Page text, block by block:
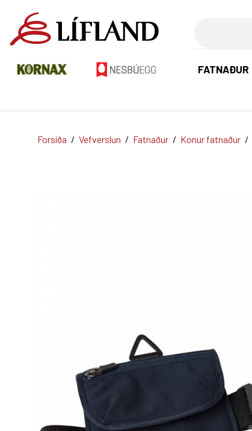
FATNAÐUR
Forsíða / Vefverslun / Fatnaður / Konur fatnaður /